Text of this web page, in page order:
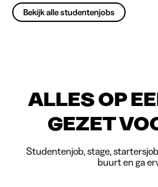
Bekijk alle studentenjobs
ALLES OP
GEZET
Studentenjob, stage,
buurt en ga